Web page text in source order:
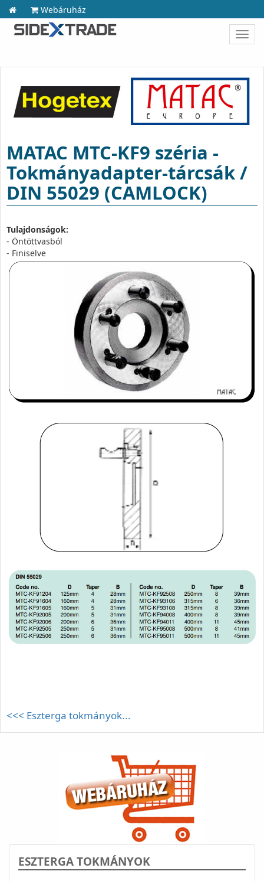
Webáruház
MATAC MTC-KF9 széria -
Tokmányadapter-tárcsák /
DIN 55029 (CAMLOCK)
Tulajdonságok:
- Öntöttvasból
- Finiselve
<<< Eszterga tokmányok...
ESZTERGA TOKMÁNYOK